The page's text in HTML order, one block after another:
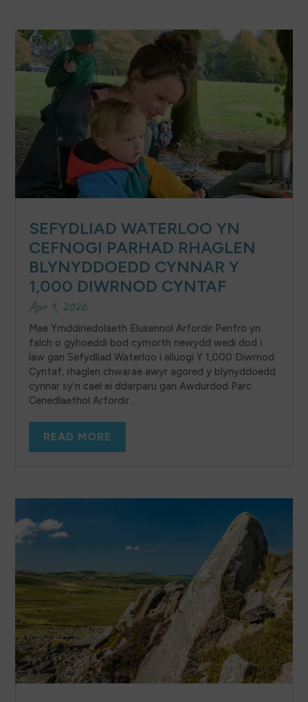
SEFYDLIAD WATERLOO YN
CEFNOGI PARHAD RHAGLEN
BLYNYDDOEDD CYNNAR Y
1,000 DIWRNOD CYNTAF
Apr 1, 2026
Mae Ymddiriedolaeth Elusennol Arfordir Penfro yn
falch o gyhoeddi bod cymorth newydd wedi dod i
law gan Sefydliad Waterloo i alluogi Y 1,000 Diwrnod
Cyntaf, rhaglen chwarae awyr agored y blynyddoedd
cynnar sy’n cael ei ddarparu gan Awdurdod Parc
Cenedlaethol Arfordir...
READ MORE